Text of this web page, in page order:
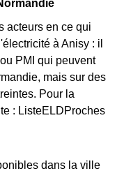
acteurs en ce qui
à Anisy : il
PMI qui peuvent
mais sur des
Pour la
: ListeELDProches
dans la ville